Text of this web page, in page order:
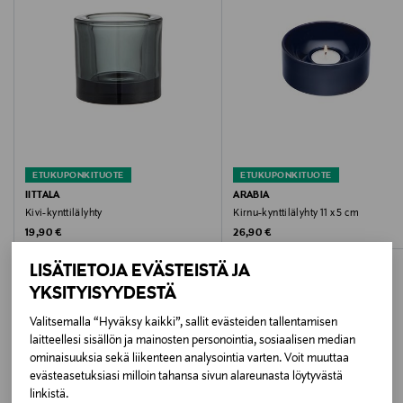
LISÄTIETOJA EVÄSTEISTÄ JA
YKSITYISYYDESTÄ
Valitsemalla “Hyväksy kaikki”, sallit evästeiden tallentamisen
laitteellesi sisällön ja mainosten personointia, sosiaalisen median
ominaisuuksia sekä liikenteen analysointia varten. Voit muuttaa
evästeasetuksiasi milloin tahansa sivun alareunasta löytyvästä
linkistä.
Hoito-ohjeet
Suosittelemme tuotteelle käsinpesua.
Koko
12,7
Valmistusmaa
Thaimaa
Valmistajan tuotenumero
73586
ETUKUPONKITUOTE
IITTALA
Kivi-kynttilälyhty
Original Price
19,90 €
ETUKUPONKITUOTE
ARABIA
Kirnu-kynttilälyhty 11 x 5 cm
Original Price
26,90 €
LISÄÄ KIINNOSTAVIA
TUOTTEITA